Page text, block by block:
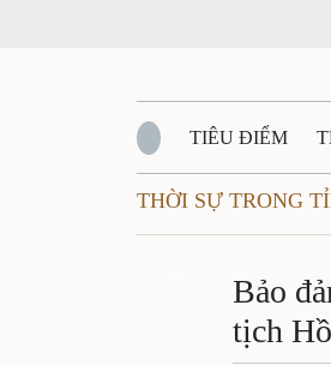
TIÊU ĐIỂM
QUỐC PHÒNG - AN
QUÊ HƯƠNG - ĐẤT
VĂN BẢN, CHÍNH
THỜI SỰ TRONG
Bảo
tịch